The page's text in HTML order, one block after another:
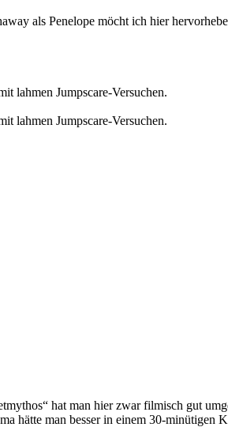
als Penelope möcht ich hier
lahmen Jumpscare-Versuchen.
lahmen Jumpscare-Versuchen.
hat man hier zwar filmisch gut
hätte man besser in einem 30-